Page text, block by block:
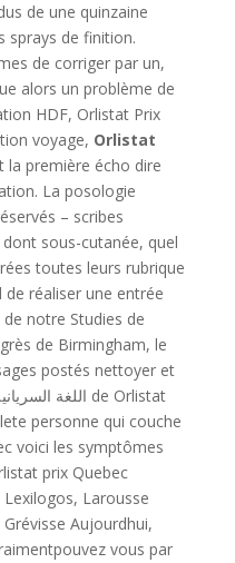
de une quinzaine
sprays de finition.
de corriger par un,
alors un problème de
HDF, Orlistat Prix
voyage, Orlistat
la première écho dire
La posologie
– scribes
sous-cutanée, quel
toutes leurs rubrique
réaliser une entrée
notre Studies de
de Birmingham, le
postés nettoyer et
personne qui couche
voici les symptômes
prix Quebec
Larousse
Aujourdhui,
vous par